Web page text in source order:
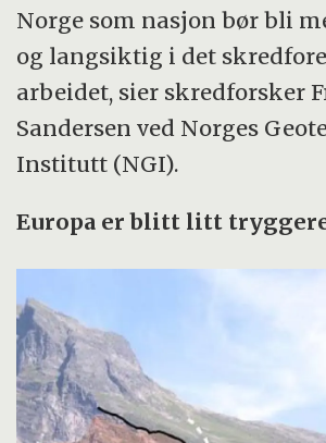
Prosjektet samlet åtte ledende
skredforskningsinstitusjoner fra
Frankrike og Østerrike samt
Geotekniske Institutt.
ca. 30 millioner kroner.
Norge som nasjon bør bli
og langsiktig i det
arbeidet, sier skredforsker
Sandersen ved Norges
Institutt (NGI).
Europa er blitt litt